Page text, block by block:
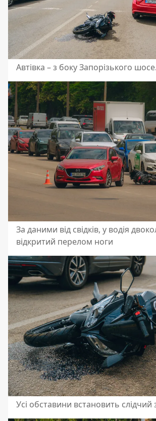
Автівка – з боку Запорізького шосе.
За даними від свідків, у водія
відкритий перелом ноги
Усі обставини встановить слідчий